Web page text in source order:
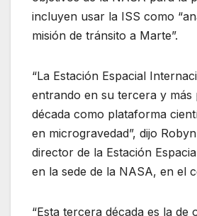
incluyen usar la ISS como
misión de tránsito a Marte”.
“La Estación Espacial
entrando en su tercera y más
década como plataforma
en microgravedad”, dijo
director de la Estación
en la sede de la NASA, en el
“Esta tercera década es la de